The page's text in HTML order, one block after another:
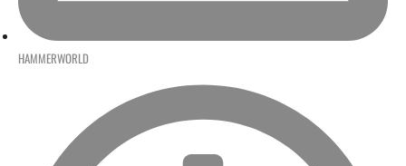
HAMMERWORLD